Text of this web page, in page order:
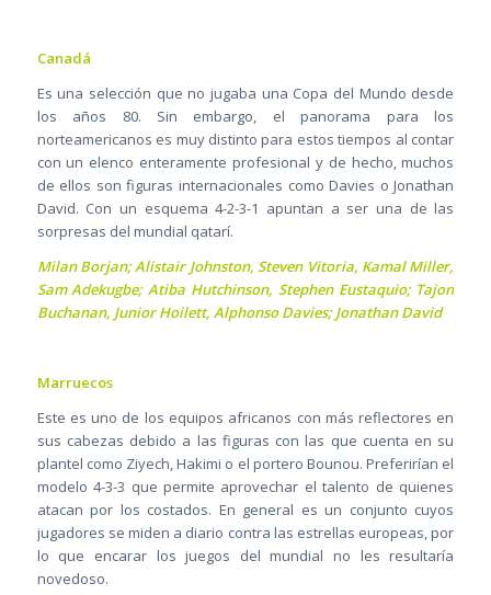
Canadá
Es una selección que no jugaba una Copa del Mundo desde
los años 80. Sin embargo, el panorama para los
norteamericanos es muy distinto para estos tiempos al contar
con un elenco enteramente profesional y de hecho, muchos
de ellos son figuras internacionales como Davies o Jonathan
David. Con un esquema 4-2-3-1 apuntan a ser una de las
sorpresas del mundial qatarí.
Milan Borjan; Alistair Johnston, Steven Vitoria, Kamal Miller,
Sam Adekugbe; Atiba Hutchinson, Stephen Eustaquio; Tajon
Buchanan, Junior Hoilett, Alphonso Davies; Jonathan David
Marruecos
Este es uno de los equipos africanos con más reflectores en
sus cabezas debido a las figuras con las que cuenta en su
plantel como Ziyech, Hakimi o el portero Bounou. Preferirían el
modelo 4-3-3 que permite aprovechar el talento de quienes
atacan por los costados. En general es un conjunto cuyos
jugadores se miden a diario contra las estrellas europeas, por
lo que encarar los juegos del mundial no les resultaría
novedoso.